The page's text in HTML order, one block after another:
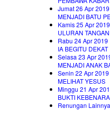
Jumat 26 Apr 2019
MENJADI BATU
Kamis 25 Apr 2019
ULURAN
Rabu 24 Apr 2019
IA BEGITU DEKAT
Selasa 23 Apr
MENJADI ANAK
Senin 22 Apr 2019
MELIHAT YESUS
Minggu 21 Apr
BUKTI
Renungan